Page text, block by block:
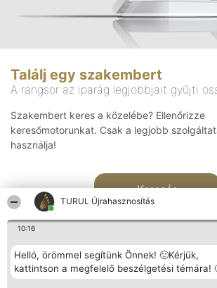
TURUL Újrahasznosítás
10:16
Helló, örömmel segítünk Önnek! 🙂Kérjük,
kattintson a megfelelő beszélgetési témára!
Találj egy szakembert
A rangsor az iparág legjobbjait gyűjti
Szakembert keres a közelébe? Ellenőrizze
keresőmotorunkat. Csak a legjobb
használja!
Keresés